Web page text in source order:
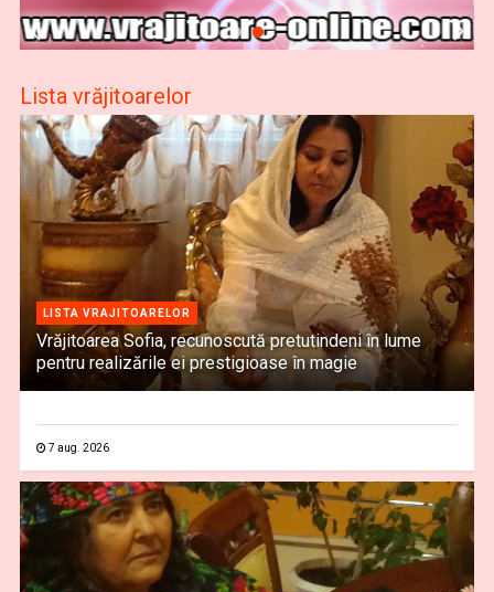
Lista vrăjitoarelor
LISTA VRAJITOARELOR
Vrăjitoarea Sofia, recunoscută pretutindeni în lume
pentru realizările ei prestigioase în magie
7 aug. 2026